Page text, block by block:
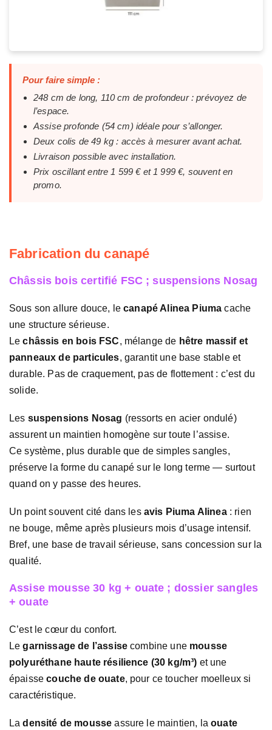
Pour faire simple :
248 cm de long, 110 cm de profondeur : prévoyez de
l’espace.
Assise profonde (54 cm) idéale pour s’allonger.
Deux colis de 49 kg : accès à mesurer avant achat.
Livraison possible avec installation.
Prix oscillant entre 1 599 € et 1 999 €, souvent en
promo.
Fabrication du canapé
Châssis bois certifié FSC ; suspensions Nosag
Sous son allure douce, lecanapé Alinea Piuma cache
une structure sérieuse.
Lechâssis en bois FSC, mélange de hêtre massif et
panneaux de particules, garantit une base stable et
durable. Pas de craquement, pas de flottement : c’est du
solide.
Les suspensions Nosag (ressorts en acier ondulé)
assurent un maintien homogène sur toute l’assise.
Ce système, plus durable que de simples sangles,
préserve la forme du canapé sur le long terme — surtout
quand on y passe des heures.
Un point souvent cité dans les avis Piuma Alinea: rien
ne bouge, même après plusieurs mois d’usage intensif.
Bref, une base de travail sérieuse, sans concession sur la
qualité.
Assise mousse 30 kg + ouate ; dossier sangles
+ ouate
C’est le cœur du confort.
Legarnissage de l’assise combine une mousse
polyuréthane haute résilience (30 kg/m³) et une
épaissecouche de ouate, pour ce toucher moelleux si
caractéristique.
Ladensité de mousse assure le maintien, laouate